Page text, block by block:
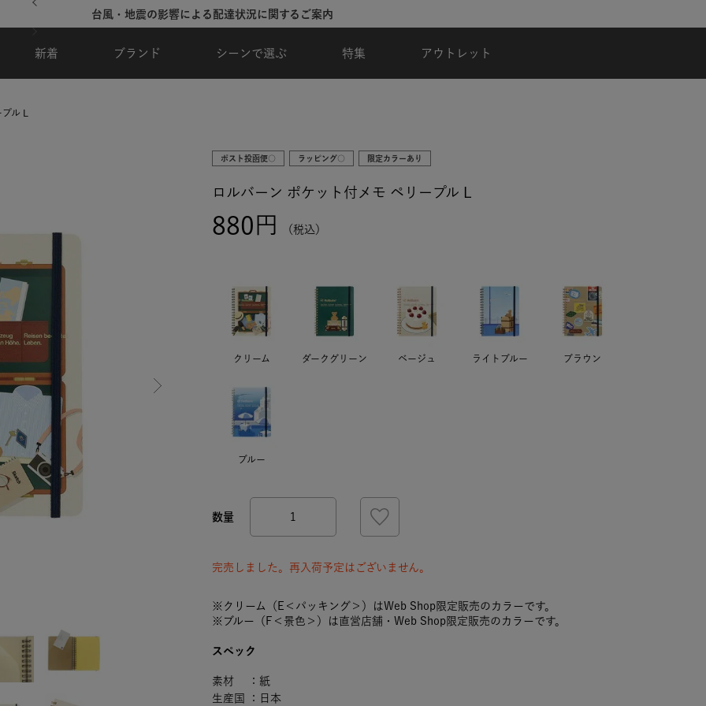
夏季休業のご案内
新着 ブランド シーンで選ぶ 特集 アウトレット
ル L
ポスト投函便○ ラッピング○ 限定カラーあり
ロルバーン ポケット付メモ ペリープル L
880 税込
クリーム ダークグリーン ベージュ ライトブルー ブラウン
ブルー
完売しました。再入荷予定はございません。
※クリーム（E＜パッキング＞）はWeb Shop限定販売のカラーです。
※ブルー（F＜景色＞）は直営店舗・Web Shop限定販売のカラーです。
スペック
素材 ：紙
生産国 ：日本